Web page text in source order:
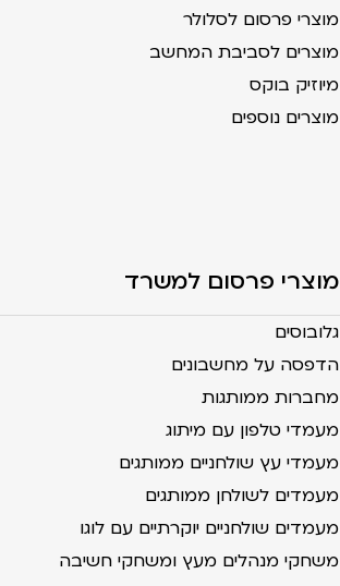
מוצרי פרסום לסלולר
מוצרים לסביבת המחשב
מיוזיק בוקס
מוצרים נוספים
מוצרי פרסום למשרד
גלובוסים
הדפסה על מחשבונים
מחברות ממותגות
מעמדי טלפון עם מיתוג
מעמדי עץ שולחניים ממותגים
מעמדים לשולחן ממותגים
מעמדים שולחניים יוקרתיים עם לוגו
משחקי מנהלים מעץ ומשחקי חשיבה